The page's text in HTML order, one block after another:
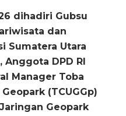
dihadiri Gubsu
dan
Sumatera Utara
DPD RI
Manager Toba
(TCUGGp)
Geopark